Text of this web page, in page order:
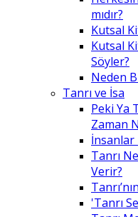
mıdır?
Kutsal
Kutsal
Söyler?
Neden
Tanrı ve İsa
Peki Ya
Zaman
İnsanlar
Tanrı
Verir?
'Tanrı